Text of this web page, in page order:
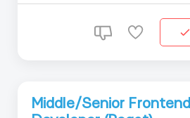
Middle/Senior Frontend